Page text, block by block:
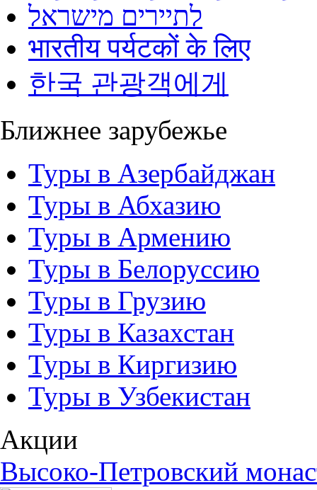
לתיירים מישראל
भारतीय पर्यटकों के लिए
한국 관광객에게
Ближнее зарубежье
Туры в Азербайджан
Туры в Абхазию
Туры в Армению
Туры в Белоруссию
Туры в Грузию
Туры в Казахстан
Туры в Киргизию
Туры в Узбекистан
Акции
Высоко-Петровский